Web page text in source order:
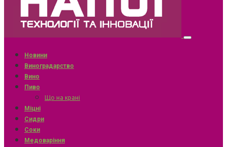
Новини
Виноградарство
Вино
Пиво
Що на крані
Міцні
Сидри
Соки
Медоваріння